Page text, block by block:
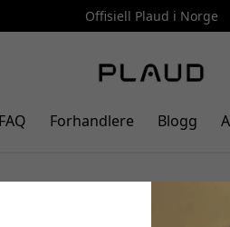
Offisiell Plaud i Norge
FAQ Forhandlere Blogg
og får bedre